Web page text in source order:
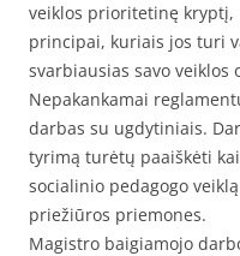
veiklos prioritetinę
principai, kuriais jos turi
svarbiausias savo veiklos
Nepakankamai
darbas su ugdytiniais.
tyrimą turėtų paaiškėti
socialinio pedagogo
priežiūros priemones.
Magistro baigiamojo